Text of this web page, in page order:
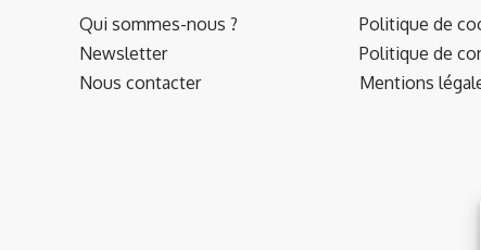
Qui sommes-nous ?
Newsletter
Nous contacter
Politique de
Politique de
Mentions